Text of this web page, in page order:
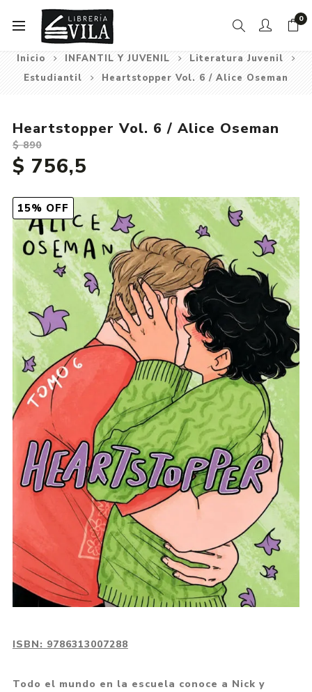
0
Inicio INFANTIL Y JUVENIL
Literatura Juvenil
Estudiantil
Heartstopper Vol. 6 / Alice Oseman
15% OFF
Heartstopper Vol. 6 / Alice Oseman
$ 890
$ 756,5
ISBN: 9786313007288
Todo el mundo en la escuela conoce a Nick y